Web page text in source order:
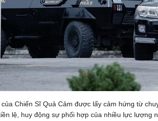
của Chiến Sĩ Quả Cảm được lấy cảm hứng từ
lệ, huy động sự phối hợp của nhiều lực lượng